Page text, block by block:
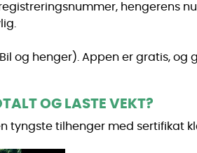
hengerens
og henger). Appen er gratis,
OG LASTE VEKT?
tyngste tilhenger med sertifikat